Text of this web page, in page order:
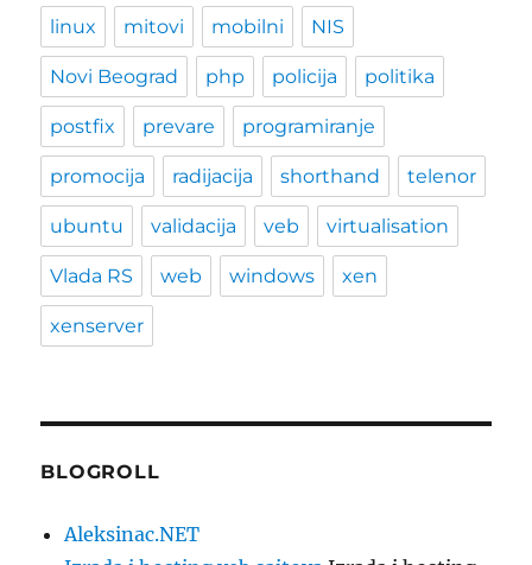
linux mitovi mobilni NIS
Novi Beograd php policija politika
postfix prevare programiranje
promocija radijacija shorthand telenor
ubuntu validacija veb virtualisation
Vlada RS web windows xen
xenserver
BLOGROLL
Aleksinac.NET